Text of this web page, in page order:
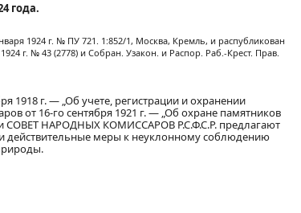
года.
1924 г. № ПУ 721. 1:852/1, Москва, Кремль, и распубликован
г. № 43 (2778) и Собран. Узакон. и Распор. Раб.-Крест. Прав.
1918 г. — „Об учете, регистрации и охранении
от 16-го сентября 1921 г. — „Об охране памятников
НАРОДНЫХ КОМИССАРОВ Р.С.Ф.С.Р. предлагают
действительные меры к неуклонному соблюдению